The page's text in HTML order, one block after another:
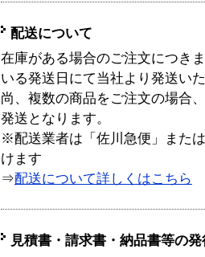
配送について
在庫がある場合のご注文につき
いる発送日にて当社より発送い
尚、複数の商品をご注文の場合
発送となります。
※配送業者は「佐川急便」また
けます
⇒配送について詳しくはこちら
見積書・請求書・納品書等の